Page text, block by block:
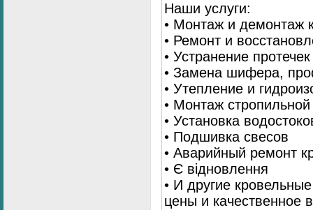
Наши услуги:
• Монтаж и демонтаж
• Ремонт и
• Устранение протечек
• Замена шифера,
• Утепление и
• Монтаж
• Установка
• Подшивка свесов
• Аварийный ремонт
• Є відновлення
• И другие
цены и качественное